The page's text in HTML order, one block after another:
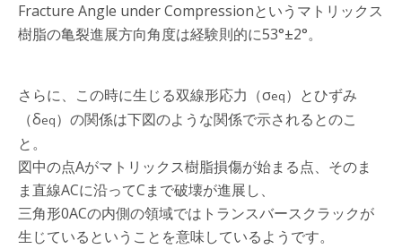
Fracture Angle under Compressionというマトリックス
樹脂の亀裂進展方向角度は経験則的に53°±2°。
さらに、この時に生じる双線形応力（σeq）とひずみ
（δeq）の関係は下図のような関係で示されるとのこ
と。
図中の点Aがマトリックス樹脂損傷が始まる点、そのま
ま直線ACに沿ってCまで破壊が進展し、
三角形0ACの内側の領域ではトランスバースクラックが
生じているということを意味しているようです。